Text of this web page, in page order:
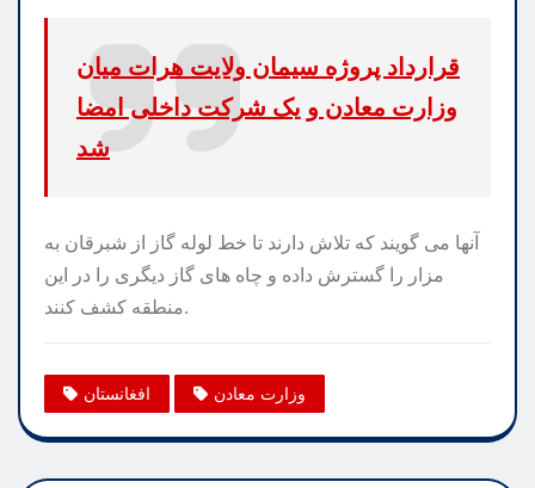
قرارداد پروژه سیمان ولایت هرات میان
وزارت معادن و یک شرکت داخلی امضا
شد
آنها می گویند که تلاش دارند تا خط لوله گاز از شبرقان به
مزار را گسترش داده و چاه های گاز دیگری را در این
منطقه کشف کنند.
افغانستان وزارت معادن